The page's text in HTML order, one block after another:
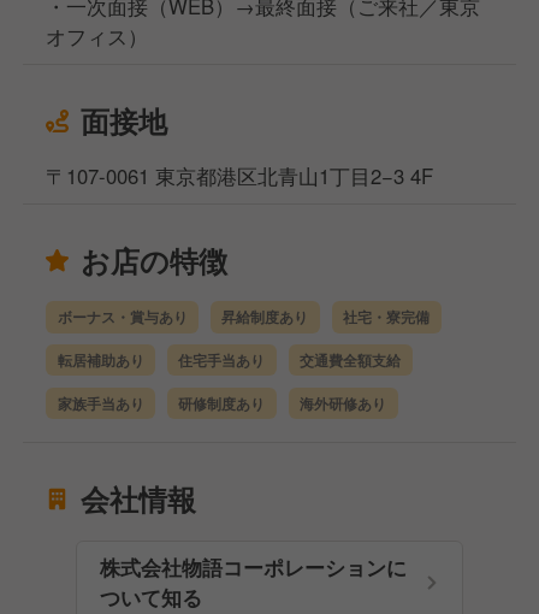
・一次面接（WEB）→最終面接（ご来社／東京
オフィス）
面接地
〒107-0061 東京都港区北青山1丁目2−3 4F
お店の特徴
ボーナス・賞与あり 昇給制度あり 社宅・寮完備
転居補助あり 住宅手当あり 交通費全額支給
家族手当あり 研修制度あり 海外研修あり
会社情報
株式会社物語コーポレーションに
ついて知る